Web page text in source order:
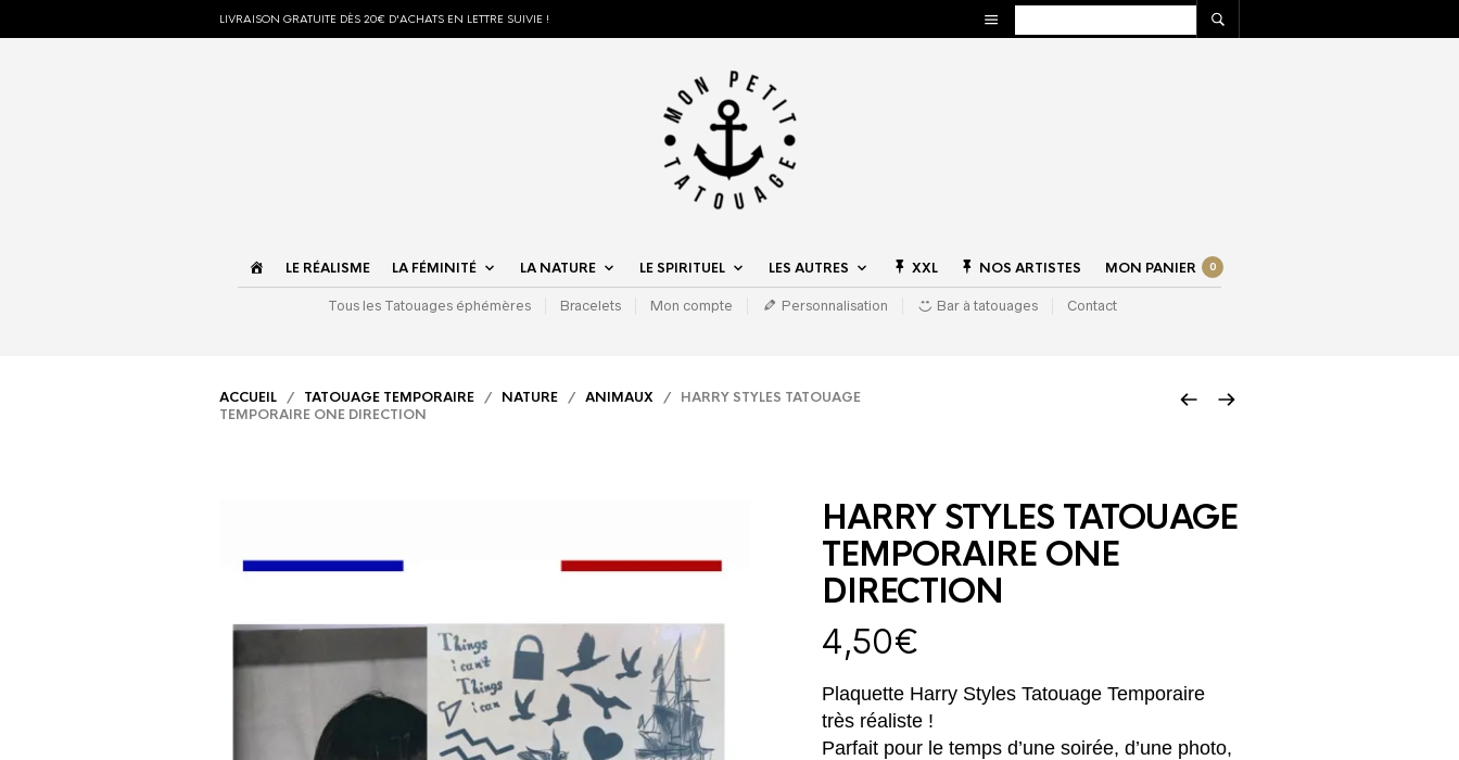
LIVRAISON GRATUITE DÈS 20€ D'ACHATS EN LETTRE SUIVIE !
ACCUEIL
LE RÉALISME LA FÉMINITÉ LA NATURE LE SPIRITUEL LES AUTRES XXL NOS ARTISTES MON PANIER 0
Tous les Tatouages éphémères Bracelets Mon compte Personnalisation Bar à tatouages Contact
ACCUEIL / TATOUAGE TEMPORAIRE / NATURE / ANIMAUX / HARRY STYLES TATOUAGE
TEMPORAIRE ONE DIRECTION
HARRY STYLES TATOUAGE
TEMPORAIRE ONE
DIRECTION
4,50€
Plaquette Harry Styles Tatouage Temporaire
très réaliste !
Parfait pour le temps d’une soirée, d’une photo,